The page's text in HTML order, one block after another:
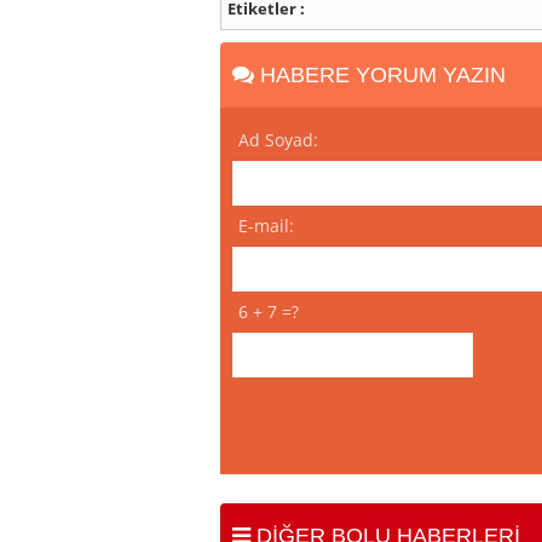
Etiketler :
HABERE YORUM YAZIN
Ad Soyad:
E-mail:
6 + 7 =?
DİĞER BOLU HABERLERİ